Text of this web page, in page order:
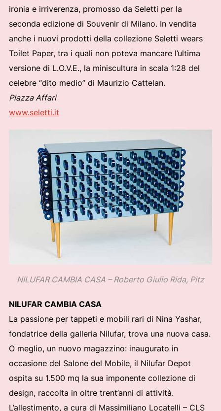
ironia e irriverenza, promosso da Seletti per la
seconda edizione di Souvenir di Milano. In vendita
anche i nuovi prodotti della collezione Seletti wears
Toilet Paper, tra i quali non poteva mancare l’ultima
versione di L.O.V.E., la miniscultura in scala 1:28 del
celebre “dito medio” di Maurizio Cattelan.
Piazza Affari
www.seletti.it
NILUFAR CAMBIA CASA – Roberto Giulio Rida, Pitz
NILUFAR CAMBIA CASA
La passione per tappeti e mobili rari di Nina Yashar,
fondatrice della galleria Nilufar, trova una nuova casa.
O meglio, un nuovo magazzino: inaugurato in
occasione del Salone del Mobile, il Nilufar Depot
ospita su 1.500 mq la sua imponente collezione di
design, raccolta in oltre trent’anni di attività.
L’allestimento, a cura di Massimiliano Locatelli – CLS